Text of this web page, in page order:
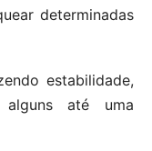
determinadas
estabilidade,
até uma